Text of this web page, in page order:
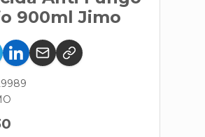
900ml Jimo